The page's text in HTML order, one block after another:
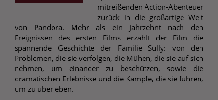
mitreißenden Action-Abenteuer
zurück in die großartige Welt
von Pandora. Mehr als ein Jahrzehnt nach den
Ereignissen des ersten Films erzählt der Film die
spannende Geschichte der Familie Sully: von den
Problemen, die sie verfolgen, die Mühen, die sie auf sich
nehmen, um einander zu beschützen, sowie die
dramatischen Erlebnisse und die Kämpfe, die sie führen,
um zu überleben.